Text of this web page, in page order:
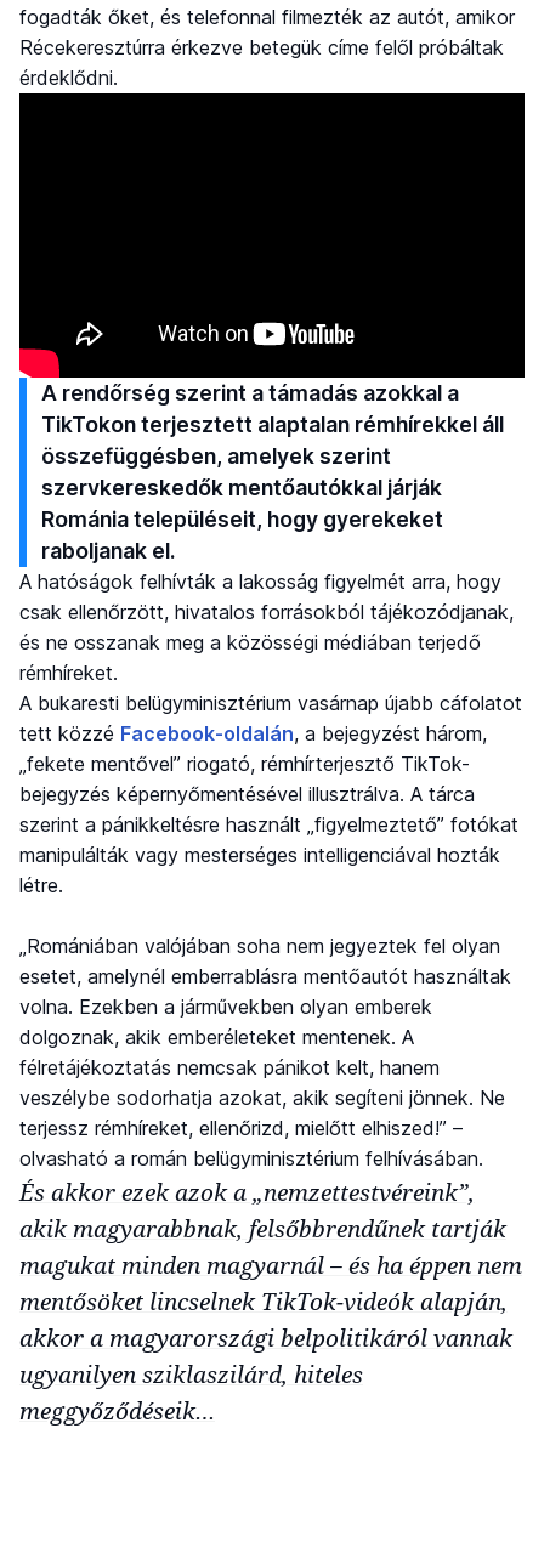
fogadták őket, és telefonnal filmezték az autót, amikor
Récekeresztúrra érkezve betegük címe felől próbáltak
érdeklődni.
A rendőrség szerint a támadás azokkal a
TikTokon terjesztett alaptalan rémhírekkel áll
összefüggésben, amelyek szerint
szervkereskedők mentőautókkal járják
Románia településeit, hogy gyerekeket
raboljanak el.
A hatóságok felhívták a lakosság figyelmét arra, hogy
csak ellenőrzött, hivatalos forrásokból tájékozódjanak,
és ne osszanak meg a közösségi médiában terjedő
rémhíreket.
A bukaresti belügyminisztérium vasárnap újabb cáfolatot
tett közzé Facebook-oldalán, a bejegyzést három,
„fekete mentővel” riogató, rémhírterjesztő TikTok-
bejegyzés képernyőmentésével illusztrálva. A tárca
szerint a pánikkeltésre használt „figyelmeztető” fotókat
manipulálták vagy mesterséges intelligenciával hozták
létre.
„Romániában valójában soha nem jegyeztek fel olyan
esetet, amelynél emberrablásra mentőautót használtak
volna. Ezekben a járművekben olyan emberek
dolgoznak, akik emberéleteket mentenek. A
félretájékoztatás nemcsak pánikot kelt, hanem
veszélybe sodorhatja azokat, akik segíteni jönnek. Ne
terjessz rémhíreket, ellenőrizd, mielőtt elhiszed!” –
olvasható a román belügyminisztérium felhívásában.
És akkor ezek azok a „nemzettestvéreink”,
akik magyarabbnak, felsőbbrendűnek tartják
magukat minden magyarnál – és ha éppen nem
mentősöket lincselnek TikTok-videók alapján,
akkor a magyarországi belpolitikáról vannak
ugyanilyen sziklaszilárd, hiteles
meggyőződéseik…